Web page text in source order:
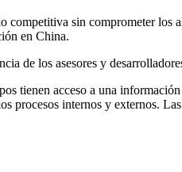
competitiva sin comprometer los
en China.
de los asesores y
tienen acceso a una información
procesos internos y externos.